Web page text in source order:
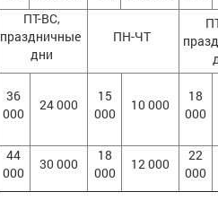
ПТ-ВС,
праздничные
дни
ПН-ЧТ
36
000
24 000
15
000
10 000
18
000
44
000
30 000
18
000
12 000
22
000